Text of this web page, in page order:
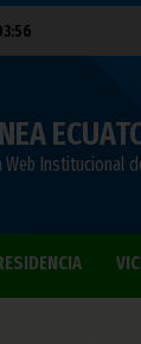
Web Institucional